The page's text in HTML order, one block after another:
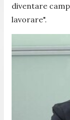
diventare
lavorare".